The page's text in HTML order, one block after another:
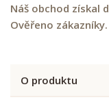
Náš obchod získal
Ověřeno zákazníky.
O produktu